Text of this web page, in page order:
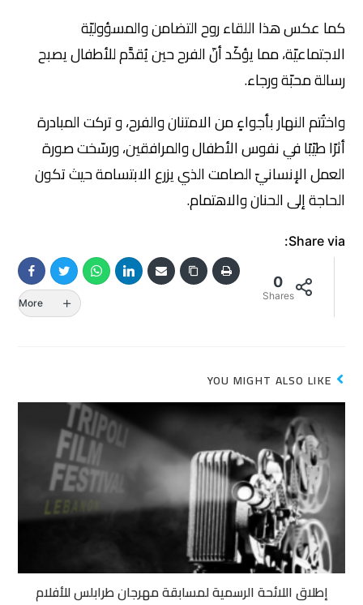
كما عكس هذا اللقاء روح التضامن والمسؤوليّة
الاجتماعيّة، مما يؤكّد أنّ الفرح حين يُقدَّم للأطفال يصبح
رسالة محبّة ورجاء.
واختُتم النهار بأجواءٍ من الامتنان والفرح، و تركت المبادرة
أثرًا طيّبًا في نفوس الأطفال والمرافقين، ورسّخت صورة
العمل الإنسانيّ الصامت الذي يزرع الابتسامة حيث تكون
الحاجة إلى الحنان والاهتمام.
Share via:
0
Shares
More
YOU MIGHT ALSO LIKE
إطلاق اللائحة الرسمية لمسابقة مهرجان طرابلس للأفلام